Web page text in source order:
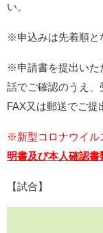
い。
※申込みは先着順と
※申請書を提出いた
話でご確認のうえ
FAX又は郵送でご提
※新型コロナウイル
明書及び本人確認書
【試合】